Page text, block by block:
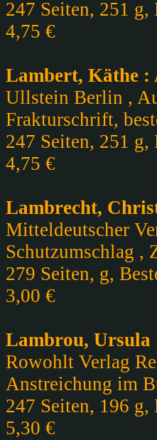
247 Seiten, 251
4,75 €
Lambert, Käthe :
Ullstein Berlin ,
Frakturschrift,
247 Seiten, 251
4,75 €
Lambrecht,
Mitteldeutscher
Schutzumschlag ,
279 Seiten, g,
3,00 €
Lambrou, Ursula
Rowohlt Verlag
Anstreichung im
247 Seiten, 196
5,30 €